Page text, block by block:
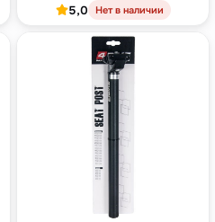
5,0 Нет в наличии